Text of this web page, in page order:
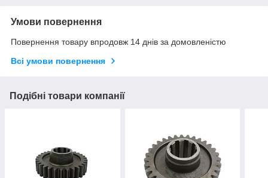
Умови повернення
Повернення товару впродовж 14 днів за домовленістю
Всі умови повернення
Подібні товари компанії